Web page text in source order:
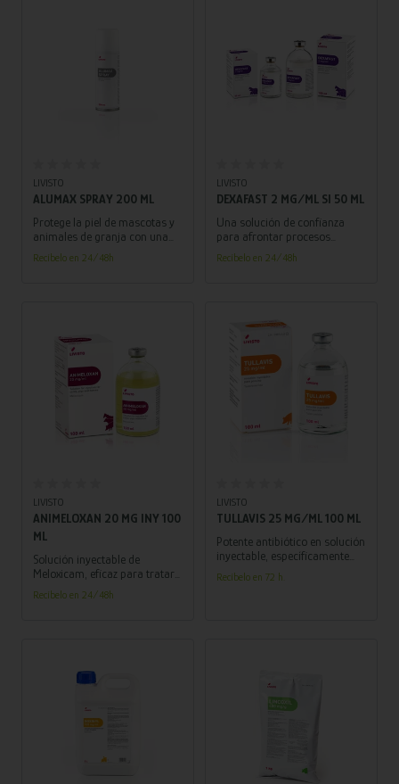
LIVISTO
ALUMAX SPRAY 200 ML
Protege la piel de mascotas y
animales de granja con una
fina película de aluminio
coloidal, ideal para heridas y
Recíbelo en 24/48h
LIVISTO
DEXAFAST 2 MG/ML SI 50 ML
Una solución de confianza
para afrontar procesos
inflamatorios y alérgicos en
una amplia variedad de
Recíbelo en 24/48h
LIVISTO
ANIMELOXAN 20 MG INY 100
ML
Solución inyectable de
Meloxicam, eficaz para tratar
inflamaciones y alergias en
bovinos, porcinos y equinos.
Recíbelo en 24/48h
LIVISTO
TULLAVIS 25 MG/ML 100 ML
Potente antibiótico en solución
inyectable, específicamente
formulado para tratar y
prevenir la enfermedad
Recíbelo en 72 h.